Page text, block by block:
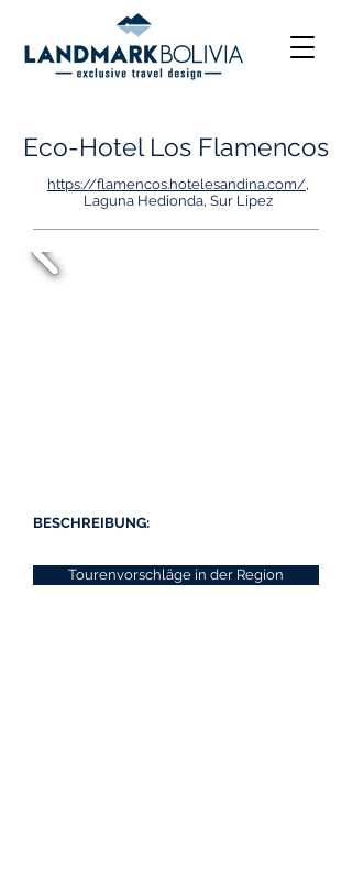
Eco-Hotel Los Flamencos
https://flamencos.hotelesandina.com/,
Laguna Hedionda, Sur Lipez
BESCHREIBUNG:
Tourenvorschläge in der Region